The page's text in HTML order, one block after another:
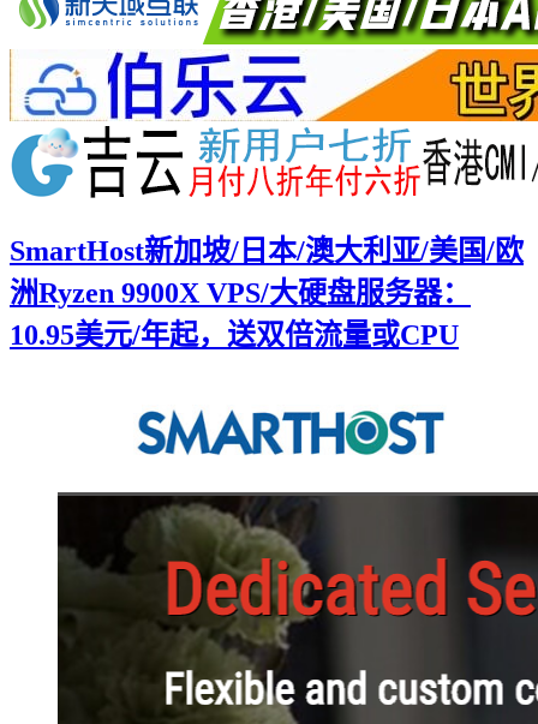
SmartHost新加坡/日本/澳大利亚/美国/欧
洲Ryzen 9900X VPS/大硬盘服务器：
10.95美元/年起，送双倍流量或CPU